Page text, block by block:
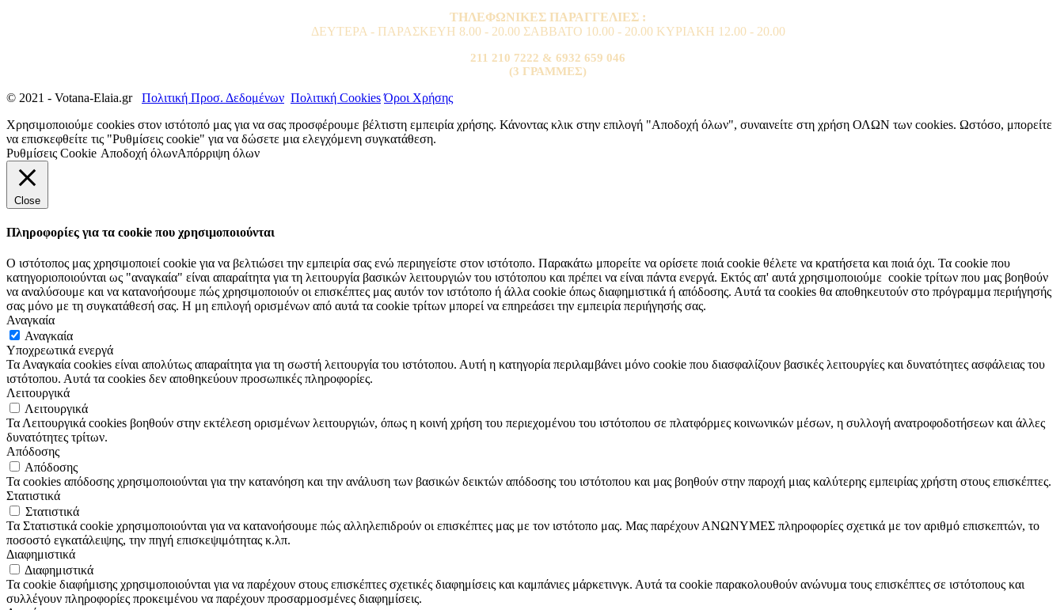
ΤΗΛΕΦΩΝΙΚΕΣ ΠΑΡΑΓΓΕΛΙΕΣ :
ΔΕΥΤΕΡΑ - ΠΑΡΑΣΚΕΥΗ 8.00 - 20.00 ΣΑΒΒΑΤΟ 10.00 - 20.00 ΚΥΡΙΑΚΗ 12.00 - 20.00
211 210 7222 & 6932 659 046
(3 ΓΡΑΜΜΕΣ)
© 2021 - Votana-Elaia.gr Πολιτική Προσ. Δεδομένων Πολιτική Cookies Όροι Χρήσης
Χρησιμοποιούμε cookies στον ιστότοπό μας για να σας προσφέρουμε βέλτιστη εμπειρία χρήσης. Κάνοντας κλικ στην επιλογή "Αποδοχή όλων", συναινείτε στη χρήση ΟΛΩΝ των cookies. Ωστόσο, μπορείτε
να επισκεφθείτε τις "Ρυθμίσεις cookie" για να δώσετε μια ελεγχόμενη συγκατάθεση.
Ρυθμίσεις Cookie Αποδοχή όλωνΑπόρριψη όλων
Close
Πληροφορίες για τα cookie που χρησιμοποιούνται
Ο ιστότοπος μας χρησιμοποιεί cookie για να βελτιώσει την εμπειρία σας ενώ περιηγείστε στον ιστότοπο. Παρακάτω μπορείτε να ορίσετε ποιά cookie θέλετε να κρατήσετα και ποιά όχι. Τα cookie που
κατηγοριοποιούνται ως "αναγκαία" είναι απαραίτητα για τη λειτουργία βασικών λειτουργιών του ιστότοπου και πρέπει να είναι πάντα ενεργά. Εκτός απ' αυτά χρησιμοποιούμε cookie τρίτων που μας βοηθούν
να αναλύσουμε και να κατανοήσουμε πώς χρησιμοποιούν οι επισκέπτες μας αυτόν τον ιστότοπο ή άλλα cookie όπως διαφημιστικά ή απόδοσης. Αυτά τα cookies θα αποθηκευτούν στο πρόγραμμα περιήγησής
σας μόνο με τη συγκατάθεσή σας. Η μη επιλογή ορισμένων από αυτά τα cookie τρίτων μπορεί να επηρεάσει την εμπειρία περιήγησής σας.
Αναγκαία
Αναγκαία
Υποχρεωτικά ενεργά
Τα Αναγκαία cookies είναι απολύτως απαραίτητα για τη σωστή λειτουργία του ιστότοπου. Αυτή η κατηγορία περιλαμβάνει μόνο cookie που διασφαλίζουν βασικές λειτουργίες και δυνατότητες ασφάλειας του
ιστότοπου. Αυτά τα cookies δεν αποθηκεύουν προσωπικές πληροφορίες.
Λειτουργικά
Λειτουργικά
Τα Λειτουργικά cookies βοηθούν στην εκτέλεση ορισμένων λειτουργιών, όπως η κοινή χρήση του περιεχομένου του ιστότοπου σε πλατφόρμες κοινωνικών μέσων, η συλλογή ανατροφοδοτήσεων και άλλες
δυνατότητες τρίτων.
Απόδοσης
Απόδοσης
Τα cookies απόδοσης χρησιμοποιούνται για την κατανόηση και την ανάλυση των βασικών δεικτών απόδοσης του ιστότοπου και μας βοηθούν στην παροχή μιας καλύτερης εμπειρίας χρήστη στους επισκέπτες.
Στατιστικά
Στατιστικά
Τα Στατιστικά cookie χρησιμοποιούνται για να κατανοήσουμε πώς αλληλεπιδρούν οι επισκέπτες μας με τον ιστότοπο μας. Μας παρέχουν ΑΝΩΝΥΜΕΣ πληροφορίες σχετικά με τον αριθμό επισκεπτών, το
ποσοστό εγκατάλειψης, την πηγή επισκεψιμότητας κ.λπ.
Διαφημιστικά
Διαφημιστικά
Τα cookie διαφήμισης χρησιμοποιούνται για να παρέχουν στους επισκέπτες σχετικές διαφημίσεις και καμπάνιες μάρκετινγκ. Αυτά τα cookie παρακολουθούν ανώνυμα τους επισκέπτες σε ιστότοπους και
συλλέγουν πληροφορίες προκειμένου να παρέχουν προσαρμοσμένες διαφημίσεις.